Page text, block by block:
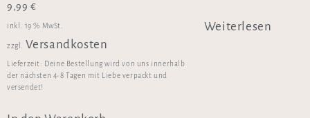
9,99 €
inkl. 19 % MwSt.
zzgl. Versandkosten
Lieferzeit: Deine Bestellung wird von uns innerhalb
der nächsten 4-8 Tagen mit Liebe verpackt und
versendet!
Weiterlesen